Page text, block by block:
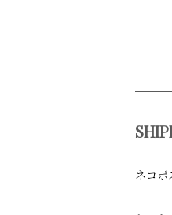
ネコポ